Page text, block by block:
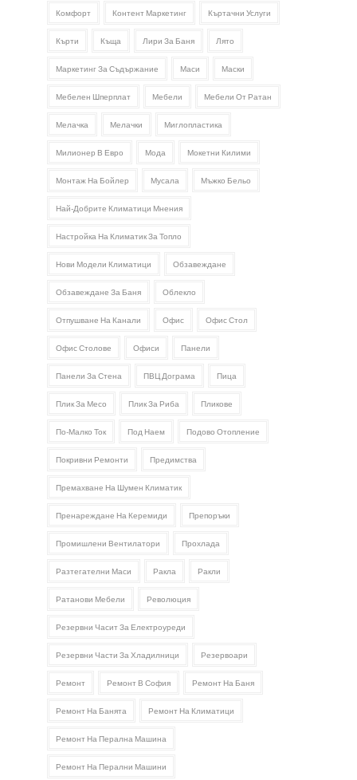
Комфорт Контент Маркетинг Къртачни Услуги
Кърти Къща Лири За Баня Лято
Маркетинг За Съдържание Маси Маски
Мебелен Шперплат Мебели Мебели От Ратан
Мелачка Мелачки Миглопластика
Милионер В Евро Мода Мокетни Килими
Монтаж На Бойлер Мусала Мъжко Бельо
Най-Добрите Климатици Мнения
Настройка На Климатик За Топло
Нови Модели Климатици Обзавеждане
Обзавеждане За Баня Облекло
Отпушване На Канали Офис Офис Стол
Офис Столове Офиси Панели
Панели За Стена ПВЦ Дограма Пица
Плик За Месо Плик За Риба Пликове
По-Малко Ток Под Наем Подово Отопление
Покривни Ремонти Предимства
Премахване На Шумен Климатик
Пренареждане На Керемиди Препоръки
Промишлени Вентилатори Прохлада
Разтегателни Маси Ракла Ракли
Ратанови Мебели Революция
Резервни Часит За Електроуреди
Резервни Части За Хладилници Резервоари
Ремонт Ремонт В София Ремонт На Баня
Ремонт На Банята Ремонт На Климатици
Ремонт На Перална Машина
Ремонт На Перални Машини